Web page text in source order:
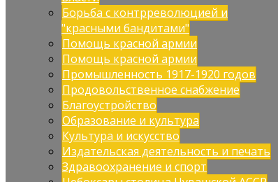
Борьба с контрреволюцией и
"красными бандитами"
Помощь красной армии
Помощь красной армии
Промышленность 1917-1920 годов
Продовольственное снабжение
Благоустройство
Образование и культура
Культура и искусство
Издательская деятельность и печать
Здравоохранение и спорт